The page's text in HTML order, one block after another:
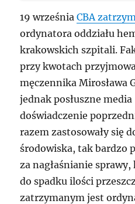
19 wrześniaCBA
ordynatora oddziału
krakowskich szpitali.
przy kwotach
męczennika Mirosława
jednak posłuszne
doświadczenie
razem zastosowały się
środowiska, tak bardzo
za nagłaśnianie
do spadku ilości
zatrzymanym jest